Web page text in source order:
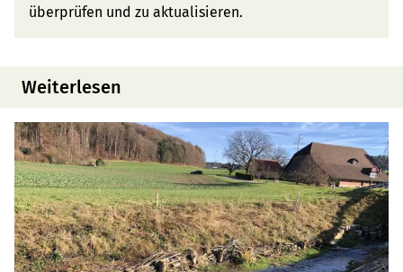
überprüfen und zu aktualisieren.
Weiterlesen